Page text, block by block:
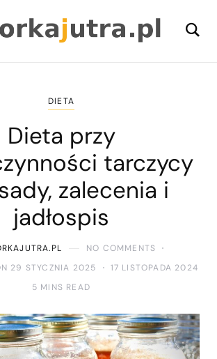
DIETA
Dieta przy
tarczycy
zalecenia i
jadłospis
NO COMMENTS
29 STYCZNIA 2025
17 LISTOPADA 2024
5 MINS READ